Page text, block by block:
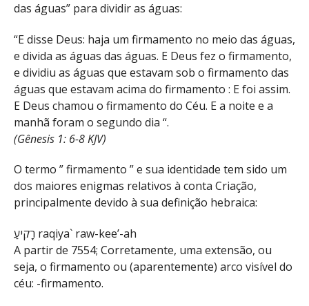
das águas” para dividir as águas:
“E disse Deus: haja um firmamento no meio das águas,
e divida as águas das águas. E Deus fez o firmamento,
e dividiu as águas que estavam sob o firmamento das
águas que estavam acima do firmamento : E foi assim.
E Deus chamou o firmamento do Céu. E a noite e a
manhã foram o segundo dia “.
(Gênesis 1: 6-8 KJV)
O termo ” firmamento ” e sua identidade tem sido um
dos maiores enigmas relativos à conta Criação,
principalmente devido à sua definição hebraica:
רָקִיעַ raqiya` raw-kee’-ah
A partir de 7554; Corretamente, uma extensão, ou
seja, o firmamento ou (aparentemente) arco visível do
céu: -firmamento.